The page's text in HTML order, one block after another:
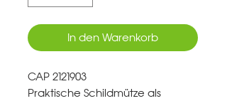
In den Warenkorb
CAP 2121903
Praktische Schildmütze als